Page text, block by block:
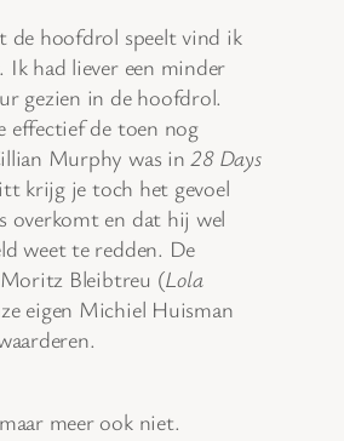
de hoofdrol speelt vind ik
Ik had liever een minder
gezien in de hoofdrol.
effectief de toen nog
Murphy was in 28 Days
krijg je toch het gevoel
overkomt en dat hij wel
weet te redden. De
Bleibtreu (Lola
eigen Michiel Huisman
meer ook niet.